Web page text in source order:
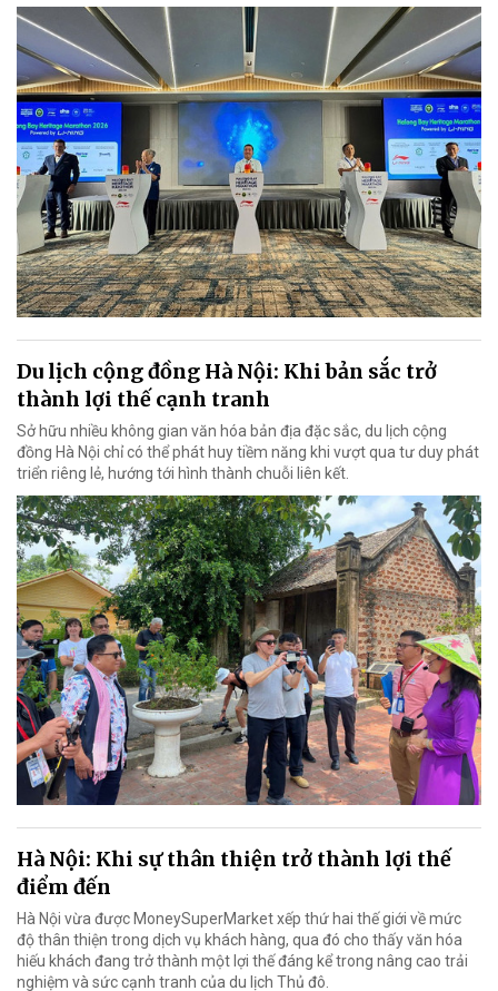
Du lịch cộng đồng Hà Nội: Khi bản sắc trở
thành lợi thế cạnh tranh
Sở hữu nhiều không gian văn hóa bản địa đặc sắc, du lịch cộng
đồng Hà Nội chỉ có thể phát huy tiềm năng khi vượt qua tư duy phát
triển riêng lẻ, hướng tới hình thành chuỗi liên kết.
Hà Nội: Khi sự thân thiện trở thành lợi thế
điểm đến
Hà Nội vừa được MoneySuperMarket xếp thứ hai thế giới về mức
độ thân thiện trong dịch vụ khách hàng, qua đó cho thấy văn hóa
hiếu khách đang trở thành một lợi thế đáng kể trong nâng cao trải
nghiệm và sức cạnh tranh của du lịch Thủ đô.